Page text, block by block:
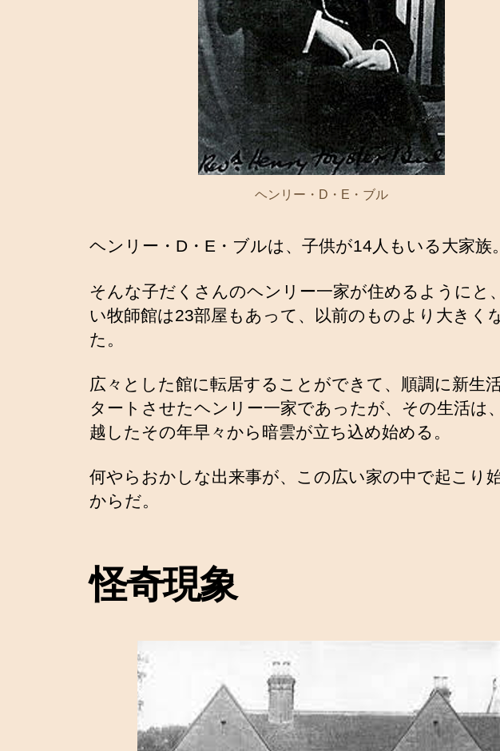
ヘンリー・D・E・ブル
ヘンリー・D・E・ブルは、子供が14人もいる大家族。
そんな子だくさんのヘンリー一家が住めるようにと
い牧師館は23部屋もあって、以前のものより大きく
た。
広々とした館に転居することができて、順調に新生
タートさせたヘンリー一家であったが、その生活は
越したその年早々から暗雲が立ち込め始める。
何やらおかしな出来事が、この広い家の中で起こり
からだ。
怪奇現象